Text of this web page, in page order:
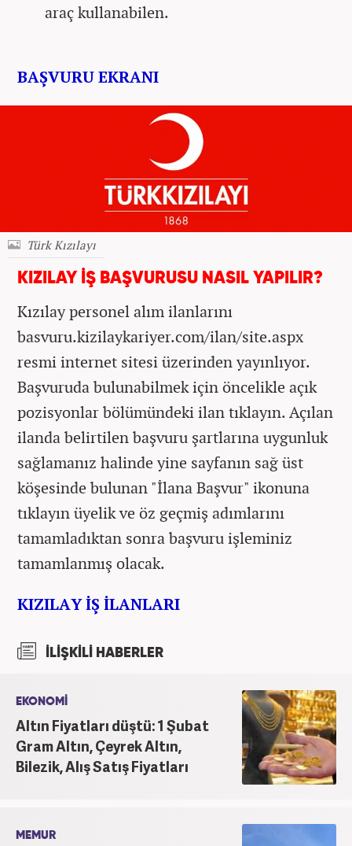
araç kullanabilen.
BAŞVURU EKRANI
Türk Kızılayı
KIZILAY İŞ BAŞVURUSU NASIL YAPILIR?
Kızılay personel alım ilanlarını
basvuru.kizilaykariyer.com/ilan/site.aspx
resmi internet sitesi üzerinden yayınlıyor.
Başvuruda bulunabilmek için öncelikle açık
pozisyonlar bölümündeki ilan tıklayın. Açılan
ilanda belirtilen başvuru şartlarına uygunluk
sağlamanız halinde yine sayfanın sağ üst
köşesinde bulunan "İlana Başvur" ikonuna
tıklayın üyelik ve öz geçmiş adımlarını
tamamladıktan sonra başvuru işleminiz
tamamlanmış olacak.
KIZILAY İŞ İLANLARI
İLİŞKİLİ HABERLER
EKONOMİ
Altın Fiyatları düştü: 1 Şubat
Gram Altın, Çeyrek Altın,
Bilezik, Alış Satış Fiyatları
MEMUR